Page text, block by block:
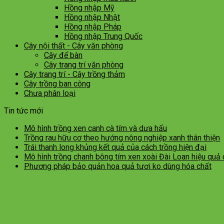
Hồng nhập Mỹ
Hồng nhập Nhật
Hồng nhập Pháp
Hồng nhập Trung Quốc
Cây nội thất - Cây văn phòng
Cây để bàn
Cây trang trí văn phòng
Cây trang trí - Cây trồng thảm
Cây trồng ban công
Chưa phân loại
Tin tức mới
Mô hình trồng xen canh cà tím và dưa hấu
Trồng rau hữu cơ theo hướng nông nghiệp xanh thân thiện
Trái thanh long khủng kết quả của cách trồng hiện đại
Mô hình trồng chanh bông tím xen xoài Đài Loan hiệu quả
Phương pháp bảo quản hoa quả tươi ko dùng hóa chất